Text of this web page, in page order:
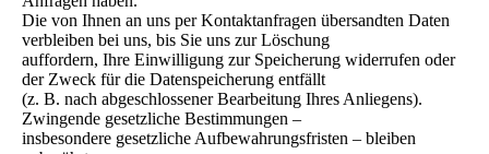
Die von Ihnen an uns per Kontaktanfragen übersandten Daten
verbleiben bei uns, bis Sie uns zur Löschung
auffordern, Ihre Einwilligung zur Speicherung widerrufen oder
der Zweck für die Datenspeicherung entfällt
(z. B. nach abgeschlossener Bearbeitung Ihres Anliegens).
Zwingende gesetzliche Bestimmungen –
insbesondere gesetzliche Aufbewahrungsfristen – bleiben